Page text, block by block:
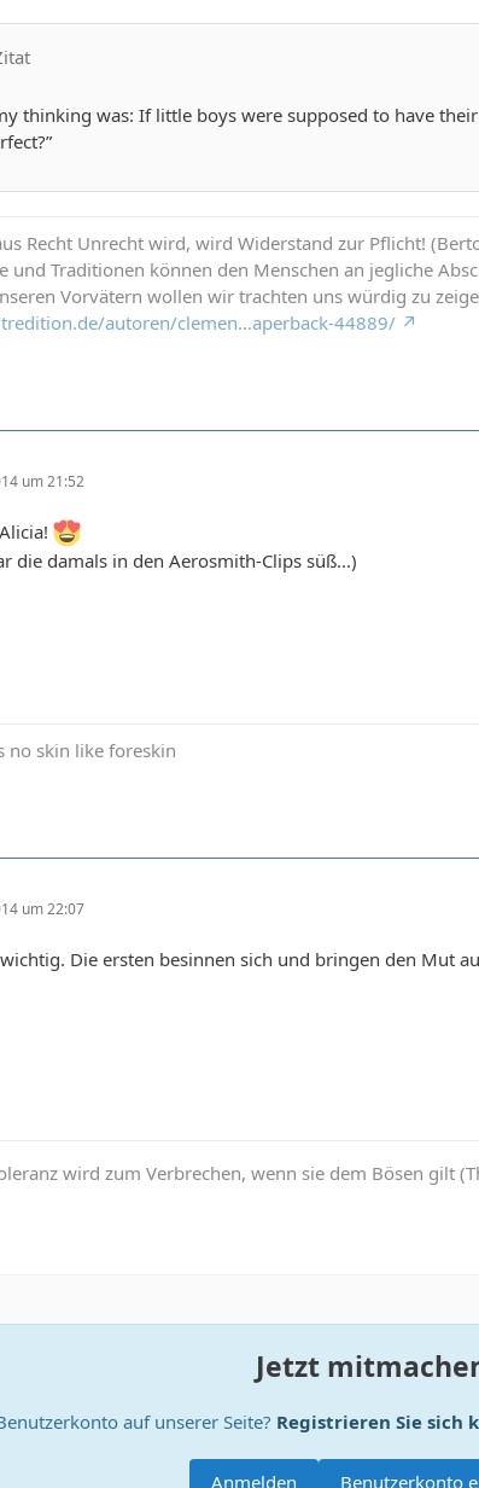
thinking was: If little boys were supposed to have
Recht Unrecht wird, wird Widerstand zur Pflicht!
und Traditionen können den Menschen an jegliche
Vorvätern wollen wir trachten uns würdig zu
autoren/clemen…aperback-44889/
um 21:52
die damals in den Aerosmith-Clips süß...)
no skin like foreskin
um 22:07
Die ersten besinnen sich und bringen den Mut
wird zum Verbrechen, wenn sie dem Bösen gilt
Jetzt
auf unserer Seite? Registrieren Sie sich
Benutzerkonto
Anmelden